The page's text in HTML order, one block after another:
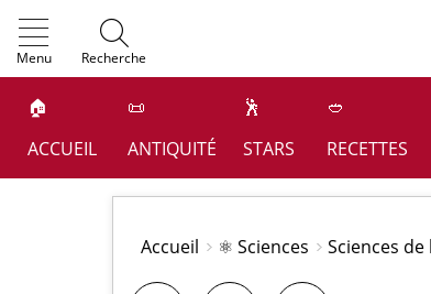
Menu Recherche
🏠
ACCUEIL
📜
ANTIQUITÉ
🕺
STARS
🥙
RECETTES
Accueil ⚛️ Sciences Sciences